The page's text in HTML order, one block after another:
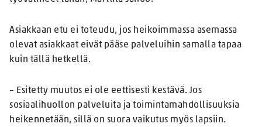
Asiakkaan etu ei toteudu, jos heikoimmassa asemassa
olevat asiakkaat eivät pääse palveluihin samalla tapaa
kuin tällä hetkellä.
– Esitetty muutos ei ole eettisesti kestävä. Jos
sosiaalihuollon palveluita ja toimintamahdollisuuksia
heikennetään, sillä on suora vaikutus myös lapsiin.